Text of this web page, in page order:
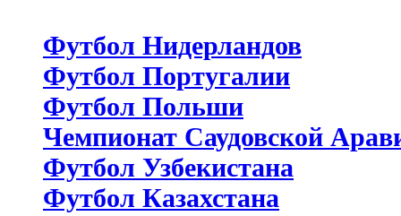
Футбол Нидерландов
Футбол Португалии
Футбол Польши
Чемпионат Саудовской
Футбол Узбекистана
Футбол Казахстана